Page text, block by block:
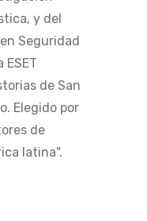
y del
Seguridad
de San
Elegido por
de
latina".